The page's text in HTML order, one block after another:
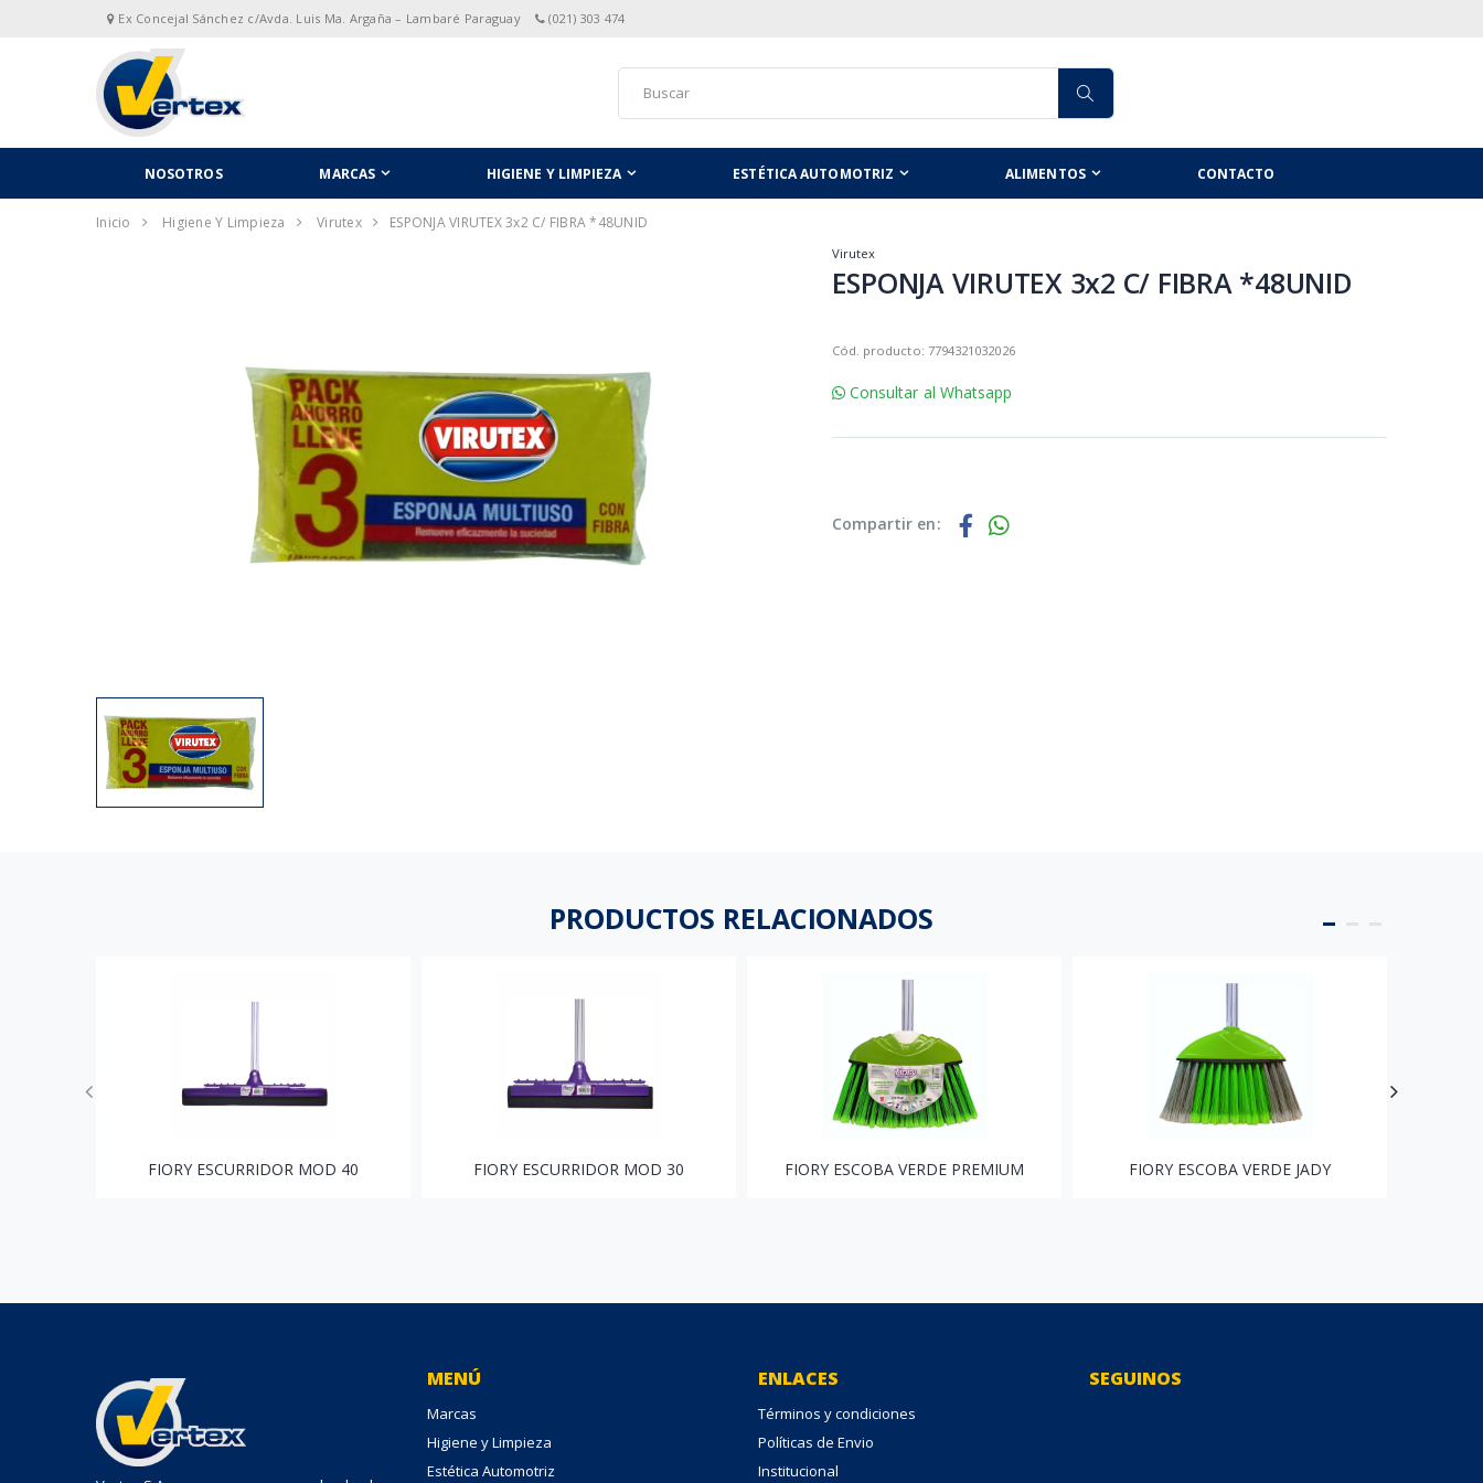
Ex Concejal Sánchez c/Avda. Luis Ma. Argaña – Lambaré Paraguay (021) 303 474
NOSOTROS MARCAS HIGIENE Y LIMPIEZA ESTÉTICA AUTOMOTRIZ ALIMENTOS CONTACTO
Inicio Higiene Y Limpieza Virutex ESPONJA VIRUTEX 3x2 C/ FIBRA *48UNID
Virutex
ESPONJA VIRUTEX 3x2 C/ FIBRA *48UNID
Cód. producto: 7794321032026
Consultar al Whatsapp
Compartir en:
PRODUCTOS RELACIONADOS
FIORY ESCURRIDOR MOD 40 FIORY ESCURRIDOR MOD 30 FIORY ESCOBA VERDE PREMIUM FIORY ESCOBA VERDE JADY
MENÚ
Marcas
Higiene y Limpieza
Estética Automotriz
ENLACES
Términos y condiciones
Políticas de Envio
Institucional
SEGUINOS